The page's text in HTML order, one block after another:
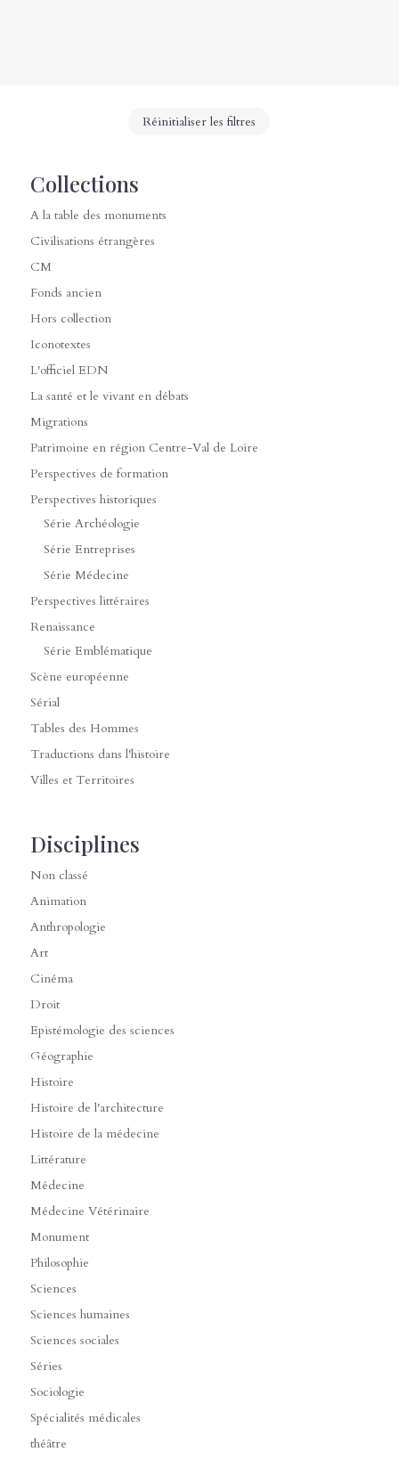
Réinitialiser les filtres
Collections
A la table des monuments
Civilisations étrangères
CM
Fonds ancien
Hors collection
Iconotextes
L'officiel EDN
La santé et le vivant en débats
Migrations
Patrimoine en région Centre-Val de Loire
Perspectives de formation
Perspectives historiques
Série Archéologie
Série Entreprises
Série Médecine
Perspectives littéraires
Renaissance
Série Emblématique
Scène européenne
Sérial
Tables des Hommes
Traductions dans l'histoire
Villes et Territoires
Disciplines
Non classé
Animation
Anthropologie
Art
Cinéma
Droit
Epistémologie des sciences
Géographie
Histoire
Histoire de l'architecture
Histoire de la médecine
Littérature
Médecine
Médecine Vétérinaire
Monument
Philosophie
Sciences
Sciences humaines
Sciences sociales
Séries
Sociologie
Spécialités médicales
théâtre